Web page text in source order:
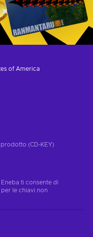
of America
(CD-KEY)
ti consente di
le chiavi non